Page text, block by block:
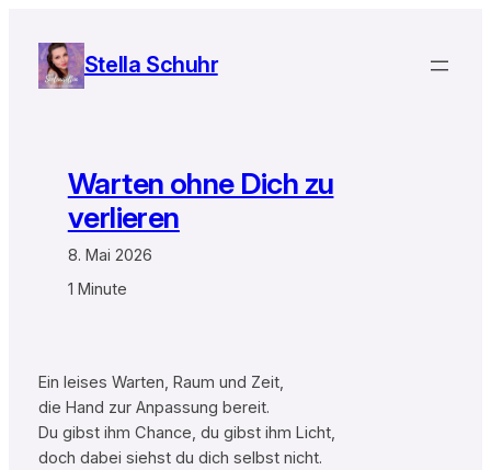
Inhalt
springen
Stella Schuhr
Warten ohne Dich zu
verlieren
8. Mai 2026
1 Minute
Ein leises Warten, Raum und Zeit,
die Hand zur Anpassung bereit.
Du gibst ihm Chance, du gibst ihm Licht,
doch dabei siehst du dich selbst nicht.